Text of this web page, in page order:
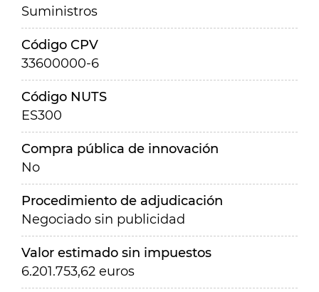
Suministros
Código CPV
33600000-6
Código NUTS
ES300
Compra pública de innovación
No
Procedimiento de adjudicación
Negociado sin publicidad
Valor estimado sin impuestos
6.201.753,62 euros